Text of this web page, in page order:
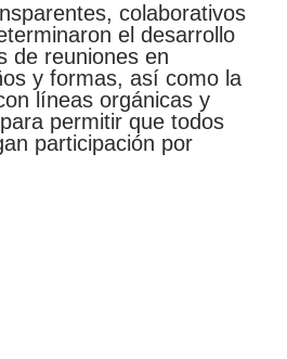
colaborativos
el desarrollo
de reuniones en
y formas, así como la
líneas orgánicas y
permitir que todos
participación por